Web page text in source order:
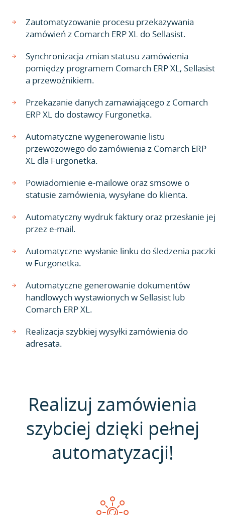
Zautomatyzowanie procesu przekazywania
zamówień z Comarch ERP XL do Sellasist.
Synchronizacja zmian statusu zamówienia
pomiędzy programem Comarch ERP XL, Sellasist
a przewoźnikiem.
Przekazanie danych zamawiającego z Comarch
ERP XL do dostawcy Furgonetka.
Automatyczne wygenerowanie listu
przewozowego do zamówienia z Comarch ERP
XL dla Furgonetka.
Powiadomienie e-mailowe oraz smsowe o
statusie zamówienia, wysyłane do klienta.
Automatyczny wydruk faktury oraz przesłanie jej
przez e-mail.
Automatyczne wysłanie linku do śledzenia paczki
w Furgonetka.
Automatyczne generowanie dokumentów
handlowych wystawionych w Sellasist lub
Comarch ERP XL.
Realizacja szybkiej wysyłki zamówienia do
adresata.
Realizuj zamówienia
szybciej dzięki pełnej
automatyzacji!